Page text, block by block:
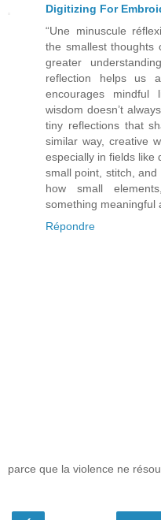
Digitizing For
“Une minuscule
the smallest thoughts
greater
reflection helps us
encourages
wisdom doesn’t
tiny reflections that
similar way, creative
especially in fields like
small point, stitch,
how small
something meaningful
Répondre
parce que la violence ne